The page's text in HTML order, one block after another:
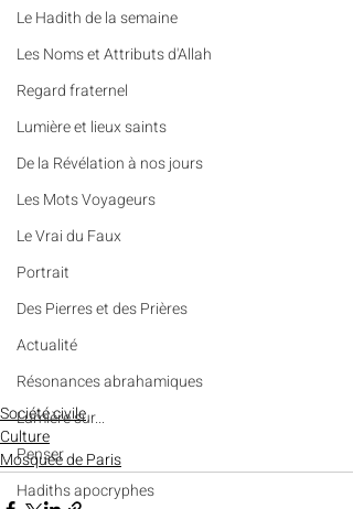
Le Hadith de la semaine
Les Noms et Attributs d'Allah
Regard fraternel
Lumière et lieux saints
De la Révélation à nos jours
Les Mots Voyageurs
Le Vrai du Faux
Portrait
Des Pierres et des Prières
Actualité
Résonances abrahamiques
Lumière sur...
Penser
Hadiths apocryphes
Société civile
Culture
Mosquée de Paris